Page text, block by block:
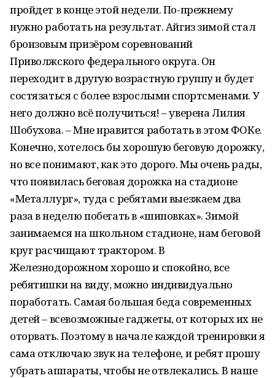
пройдет в конце этой недели. По-прежнему
нужно работать на результат. Айгиз зимой стал
бронзовым призёром соревнований
Приволжского федерального округа. Он
переходит в другую возрастную группу и будет
состязаться с более взрослыми спортсменами. У
него должно всё получиться! – уверена Лилия
Шобухова. – Мне нравится работать в этом ФОКе.
Конечно, хотелось бы хорошую беговую дорожку,
но все понимают, как это дорого. Мы очень рады,
что появилась беговая дорожка на стадионе
«Металлург», туда с ребятами выезжаем два
раза в неделю побегать в «шиповках». Зимой
занимаемся на школьном стадионе, нам беговой
круг расчищают трактором. В
Железнодорожном хорошо и спокойно, все
ребятишки на виду, можно индивидуально
поработать. Самая большая беда современных
детей – всевозможные гаджеты, от которых их не
оторвать. Поэтому в начале каждой тренировки я
сама отключаю звук на телефоне, и ребят прошу
убрать аппараты, чтобы не отвлекались. В наше